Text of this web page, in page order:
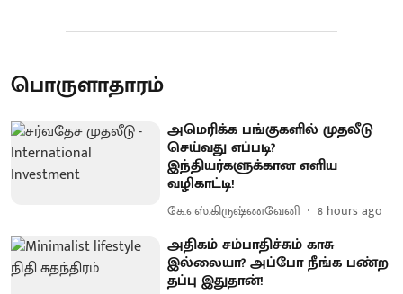
பொருளாதாரம்
அமெரிக்க பங்குகளில் முதலீடு
செய்வது எப்படி?
இந்தியர்களுக்கான எளிய
வழிகாட்டி!
கே.எஸ்.கிருஷ்ணவேனி 8 hours ago
அதிகம் சம்பாதிச்சும் காசு
இல்லையா? அப்போ நீங்க பண்ற
தப்பு இதுதான்!